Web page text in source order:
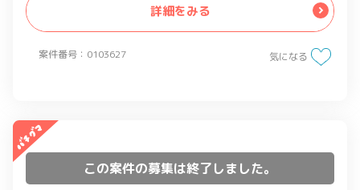
案件番号：0103627
説明、スケジュール管理
・開発ガバナンス体制の構築
・既存のシステムを適格な状態にアップ
詳細をみる
気になる
この案件の募集は終了しました。